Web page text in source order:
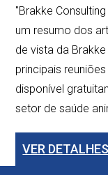
"Brakke
um resumo dos
de vista da
principais
disponível
setor de saúde
VER DETALHES